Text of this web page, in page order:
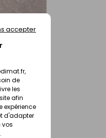
de
les
afin
expérience
d'adapter
vos
accepter
cm - mink